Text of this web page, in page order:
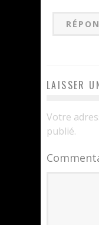
LAISSER
Votre
publié.